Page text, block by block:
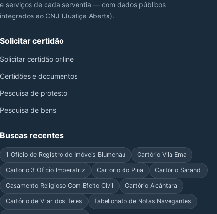
e serviços de cada serventia — com dados públicos
integrados ao CNJ (Justiça Aberta).
Solicitar certidão
Solicitar certidão online
Certidões e documentos
Pesquisa de protesto
Pesquisa de bens
Buscas recentes
1 Ofício de Registro de Imóveis Blumenau Cartório Vila Ema
Cartorio 3 Oficio Imperatriz Cartorio do Pina Cartório Sarandi
Casamento Religioso Com Efeito Civil Cartório Alcântara
Cartório de Vilar dos Teles Tabelionato de Notas Navegantes